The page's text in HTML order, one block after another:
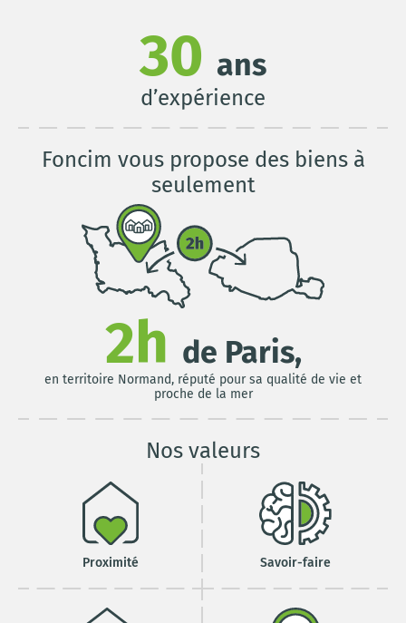
30 ans
d’expérience
Foncim vous propose des biens à
seulement
2h de Paris,
en territoire Normand, réputé pour sa qualité de vie et
proche de la mer
Nos valeurs
Proximité Savoir-faire